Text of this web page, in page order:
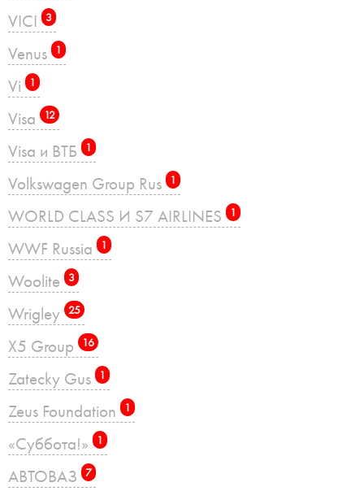
VICI 3
Venus 1
Vi 1
Visa 12
Visa и ВТБ 1
Volkswagen Group Rus 1
WORLD CLASS И S7 AIRLINES 1
WWF Russia 1
Woolite 3
Wrigley 25
X5 Group 16
Zatecky Gus 1
Zeus Foundation 1
«Суббота!» 1
АВТОВАЗ 7